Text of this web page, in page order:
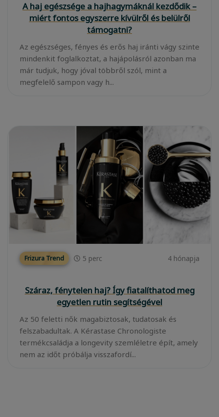
A haj egészsége a hajhagymáknál kezdődik –
miért fontos egyszerre kívülről és belülről
támogatni?
Az egészséges, fényes és erős haj iránti vágy szinte
mindenkit foglalkoztat, a hajápolásról azonban ma
már tudjuk, hogy jóval többről szól, mint a
megfelelő sampon vagy h...
Frizura Trend 5 perc 4 hónapja
Száraz, fénytelen haj? Így fiatalíthatod meg
egyetlen rutin segítségével
Az 50 feletti nők magabiztosak, tudatosak és
felszabadultak. A Kérastase Chronologiste
termékcsaládja a longevity szemléletre épít, amely
nem az időt próbálja visszafordí...